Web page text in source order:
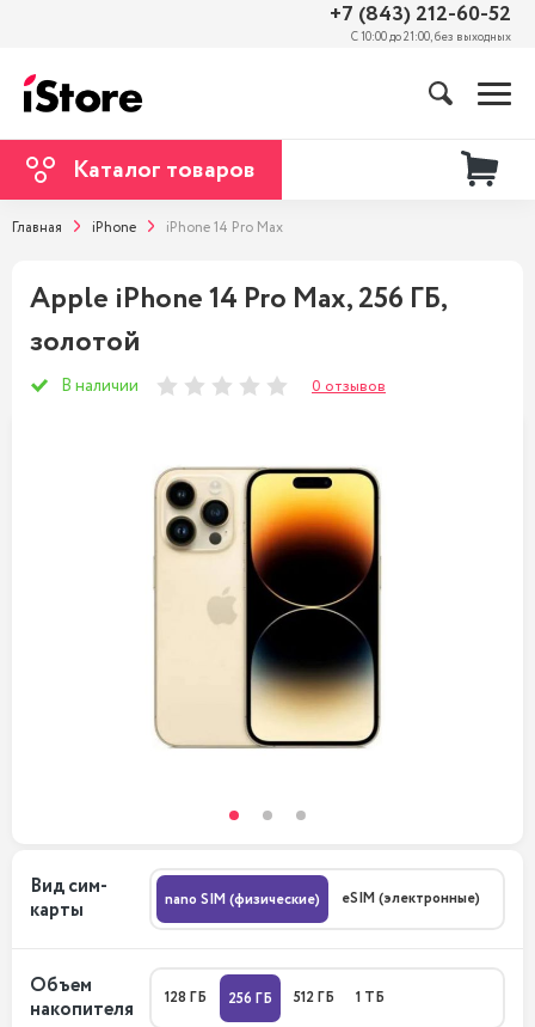
+7 (843) 212-60-52
С 10:00 до 21:00, без выходных
Каталог товаров
Главная iPhone iPhone 14 Pro Max
Apple iPhone 14 Pro Max, 256 ГБ,
золотой
В наличии 0 отзывов
Вид сим-
карты
nano SIM (физические) eSIM (электронные)
Объем
накопителя
128 ГБ 256 ГБ 512 ГБ 1 ТБ